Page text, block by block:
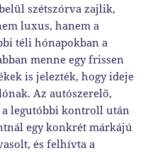
szétszórva zajlik,
luxus, hanem a
téli hónapokban a
menne egy frissen
is jelezték, hogy ideje
Az autószerelő,
legutóbbi kontroll után
egy konkrét márkájú
és felhívta a